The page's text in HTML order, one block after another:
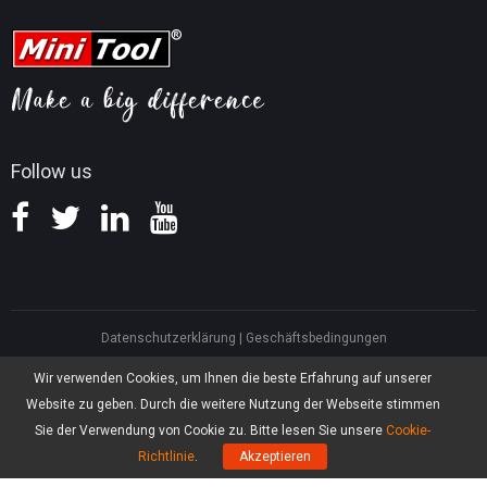
Wir verwenden Cookies, um Ihnen die beste Erfahrung auf unserer
Website zu geben. Durch die weitere Nutzung der Webseite stimmen
Sie der Verwendung von Cookie zu. Bitte lesen Sie unsere Cookie-
Richtlinie. Akzeptieren
Follow us
Tipps für Videokonvertierung
Tipps für Bildschirmaufnahmen
Wissensdatenbank
Hilfe
Datenschutzerklärung
Geschäftsbedingungen
North America, Canada, Unit 170 - 422, Richards Street, Vancouver, British
Asia, Hong Kong, Suite 820,8/F., Ocean Centre, Harbour City, 5 Canton Road,
Tsim Sha Tsui, Kowloon
MiniTool Software Limited, Alle Rechte vorbehalten.